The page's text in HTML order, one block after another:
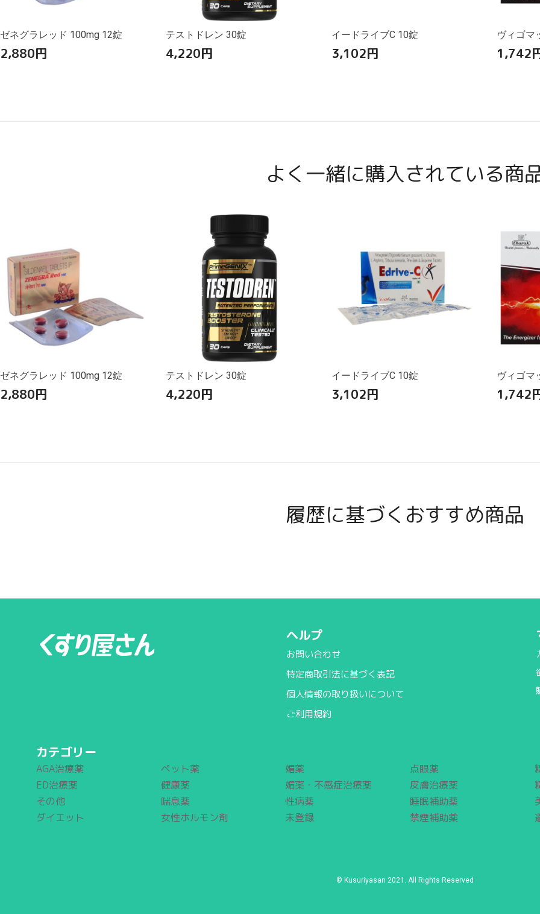
ゼネグラレッド 100mg 12錠
2,880円
テストドレン 30錠
4,220円
イードライブC 10錠
3,102円
ヴィゴマ
1,742
よく一緒に購入されている商
ゼネグラレッド 100mg 12錠
2,880円
テストドレン 30錠
4,220円
イードライブC 10錠
3,102円
ヴィゴマ
1,742
履歴に基づくおすすめ商品
ヘルプ
お問い合わせ
特定商取引法に基づく表記
個人情報の取り扱いについて
ご利用規約
カテゴリー
AGA治療薬
ED治療薬
その他
ダイエット
ペット薬
健康薬
喘息薬
女性ホルモン剤
媚薬
媚薬・不感症治療薬
性病薬
未登録
点眼薬
皮膚治療薬
睡眠補助薬
禁煙補助薬
© Kusuriyasan 2021. All Rights Reserved